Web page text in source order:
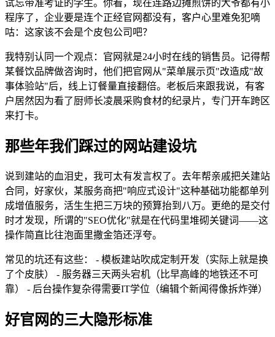
试忘带准考证的学生。你看，现在连路边摊煎饼的大爷都有小
程序了，企业要是连个正经官网都没有，客户心里难免犯嘀
咕：这家该不会是个皮包公司吧？
我特别认同一个观点：官网就是24小时在线的销售员。记得帮
某餐饮品牌做咨询时，他们把官网从"菜单展示页"改造成"故
事体验站"后，线上订餐量直接翻倍。老板后来跟我说，有客
户居然因为看了厨师长凌晨采购食材的纪录片，专门开车跨区
来打卡。
那些年我们踩过的网站建设坑
说到建站的血泪史，我可太有发言权了。去年帮亲戚把关建站
合同，好家伙，某服务商把"响应式设计"这种基础功能都单列
成增值服务，活生生把三万块的预算抬到八万。更绝的是交付
时才发现，所谓的"SEO优化"就是在代码里堆砌关键词——这
操作简直比往泡面里撒金箔还浮夸。
常见的坑还有这些： - 模板建站吹成定制开发（实际上就是换
了个皮肤） - 服务器三天两头宕机（比早高峰的地铁还不可
靠） - 后台操作复杂得需要IT学位（编辑个新闻得像拆炸弹）
好官网的三大隐形标准